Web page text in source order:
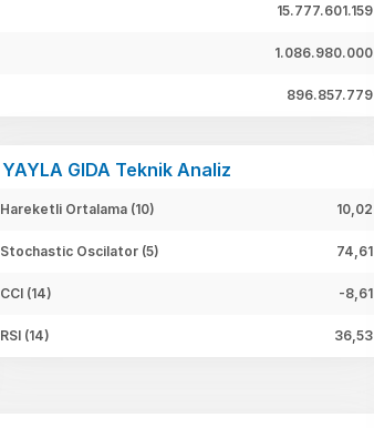
15.777.601.159
1.086.980.000
896.857.779
YAYLA GIDA Teknik Analiz
Hareketli Ortalama (10) 10,02
Stochastic Oscilator (5) 74,61
CCI (14) -8,61
RSI (14) 36,53